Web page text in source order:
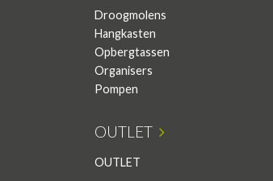
Droogmolens
Hangkasten
Opbergtassen
Organisers
Pompen
OUTLET
OUTLET